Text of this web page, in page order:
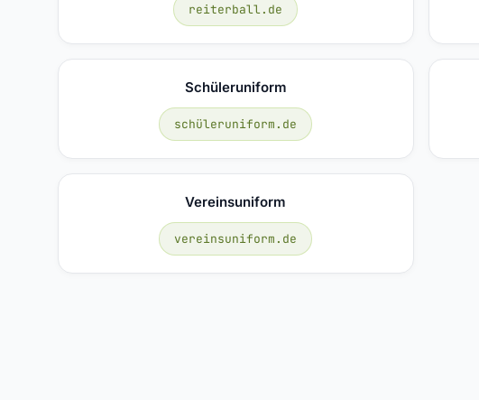
reiterball.de
Schüleruniform
schüleruniform.de
Vereinsuniform
vereinsuniform.de